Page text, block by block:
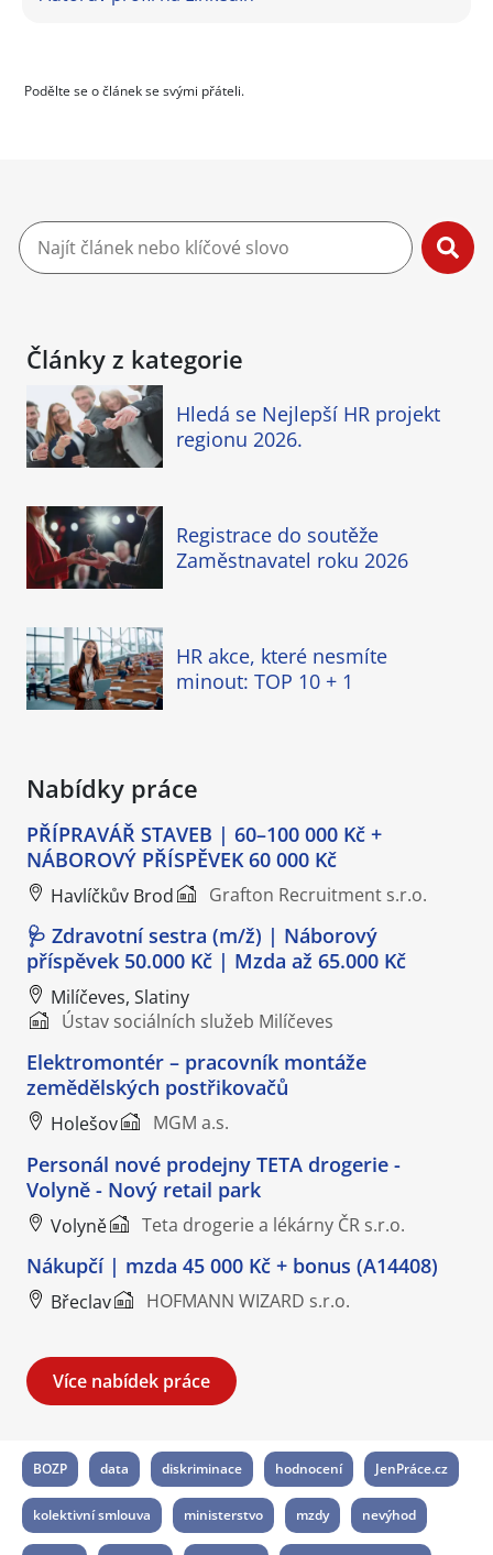
Podělte se o článek se svými přáteli.
Články z kategorie
Hledá se Nejlepší HR projekt
regionu 2026.
Registrace do soutěže
Zaměstnavatel roku 2026
HR akce, které nesmíte
minout: TOP 10 + 1
Nabídky práce
PŘÍPRAVÁŘ STAVEB | 60–100 000 Kč +
NÁBOROVÝ PŘÍSPĚVEK 60 000 Kč
Havlíčkův Brod Grafton Recruitment s.r.o.
🩺 Zdravotní sestra (m/ž) | Náborový
příspěvek 50.000 Kč | Mzda až 65.000 Kč
Milíčeves, Slatiny
Ústav sociálních služeb Milíčeves
Elektromontér – pracovník montáže
zemědělských postřikovačů
Holešov MGM a.s.
Personál nové prodejny TETA drogerie -
Volyně - Nový retail park
Volyně Teta drogerie a lékárny ČR s.r.o.
Nákupčí | mzda 45 000 Kč + bonus (A14408)
Břeclav HOFMANN WIZARD s.r.o.
Více nabídek práce
BOZP data diskriminace hodnocení JenPráce.cz
kolektivní smlouva ministerstvo mzdy nevýhod